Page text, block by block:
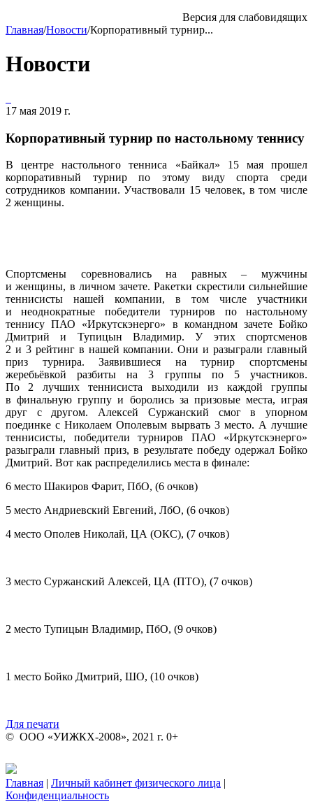
Версия для слабовидящих
Главная/Новости/Корпоративный турнир...
Новости
17 мая 2019 г.
Корпоративный турнир по настольному теннису
В центре настольного тенниса «Байкал» 15 мая прошел
корпоративный турнир по этому виду спорта среди
сотрудников компании. Участвовали 15 человек, в том числе
2 женщины.
Спортсмены соревновались на равных – мужчины
и женщины, в личном зачете. Ракетки скрестили сильнейшие
теннисисты нашей компании, в том числе участники
и неоднократные победители турниров по настольному
теннису ПАО «Иркутскэнерго» в командном зачете Бойко
Дмитрий и Тупицын Владимир. У этих спортсменов
2 и 3 рейтинг в нашей компании. Они и разыграли главный
приз турнира. Заявившиеся на турнир спортсмены
жеребьёвкой разбиты на 3 группы по 5 участников.
По 2 лучших теннисиста выходили из каждой группы
в финальную группу и боролись за призовые места, играя
друг с другом. Алексей Суржанский смог в упорном
поединке с Николаем Ополевым вырвать 3 место. А лучшие
теннисисты, победители турниров ПАО «Иркутскэнерго»
разыграли главный приз, в результате победу одержал Бойко
Дмитрий. Вот как распределились места в финале:
6 место Шакиров Фарит, ПбО, (6 очков)
5 место Андриевский Евгений, ЛбО, (6 очков)
4 место Ополев Николай, ЦА (ОКС), (7 очков)
3 место Суржанский Алексей, ЦА (ПТО), (7 очков)
2 место Тупицын Владимир, ПбО, (9 очков)
1 место Бойко Дмитрий, ШО, (10 очков)
Для печати
© ООО «УИЖКХ-2008», 2021 г. 0+
Главная | Личный кабинет физического лица |
Конфиденциальность